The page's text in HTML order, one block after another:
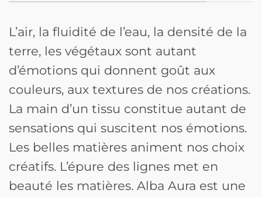
L’air, la fluidité de l’eau, la densité de la
terre, les végétaux sont autant
d’émotions qui donnent goût aux
couleurs, aux textures de nos créations.
La main d’un tissu constitue autant de
sensations qui suscitent nos émotions.
Les belles matières animent nos choix
créatifs. L’épure des lignes met en
beauté les matières. Alba Aura est une